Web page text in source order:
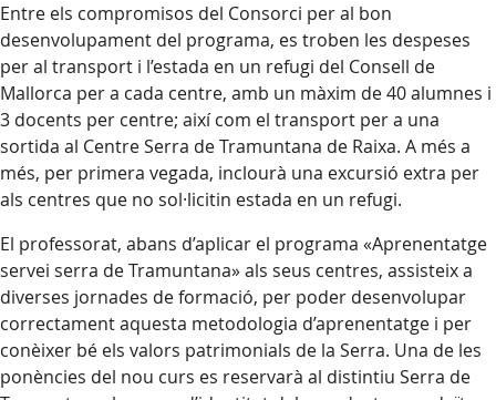
Entre els compromisos del Consorci per al bon
desenvolupament del programa, es troben les despeses
per al transport i l’estada en un refugi del Consell de
Mallorca per a cada centre, amb un màxim de 40 alumnes i
3 docents per centre; així com el transport per a una
sortida al Centre Serra de Tramuntana de Raixa. A més a
més, per primera vegada, inclourà una excursió extra per
als centres que no sol·licitin estada en un refugi.
El professorat, abans d’aplicar el programa «Aprenentatge
servei serra de Tramuntana» als seus centres, assisteix a
diverses jornades de formació, per poder desenvolupar
correctament aquesta metodologia d’aprenentatge i per
conèixer bé els valors patrimonials de la Serra. Una de les
ponències del nou curs es reservarà al distintiu Serra de